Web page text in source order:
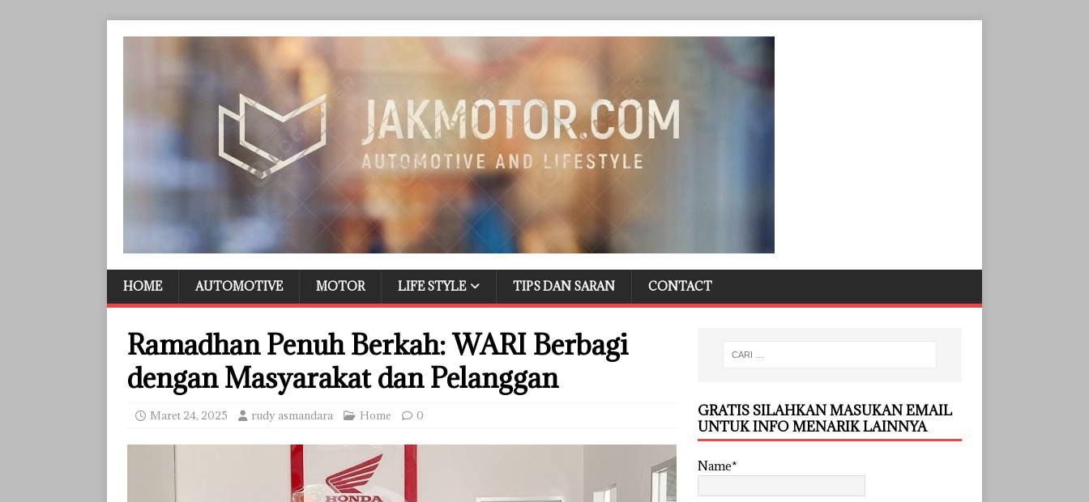
HOME AUTOMOTIVE MOTOR LIFE STYLE TIPS DAN SARAN CONTACT
Ramadhan Penuh Berkah: WARI Berbagi
dengan Masyarakat dan Pelanggan
Maret 24, 2025 rudy asmandara Home 0
GRATIS SILAHKAN MASUKAN EMAIL
UNTUK INFO MENARIK LAINNYA
Name*